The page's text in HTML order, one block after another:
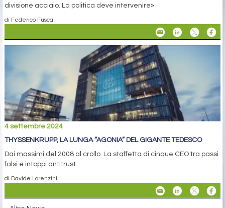
divisione acciaio. La politica deve intervenire»
di Federico Fusca
4 settembre 2024
THYSSENKRUPP, LA LUNGA “AGONIA” DEL GIGANTE TEDESCO
Dai massimi del 2008 al crollo. La staffetta di cinque CEO tra passi
falsi e intoppi antitrust
di Davide Lorenzini